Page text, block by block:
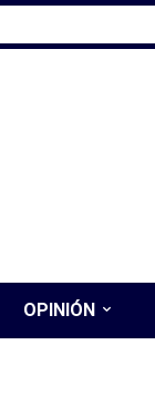
OPINIÓN